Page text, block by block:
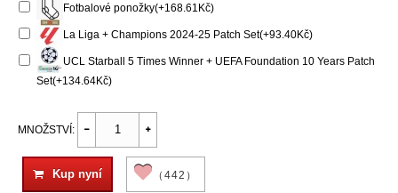
Fotbalové ponožky(+168.61Kč)
La Liga + Champions 2024-25 Patch Set(+93.40Kč)
UCL Starball 5 Times Winner + UEFA Foundation 10 Years Patch
Set(+134.64Kč)
MNOŽSTVÍ:
Kup nyní （442）